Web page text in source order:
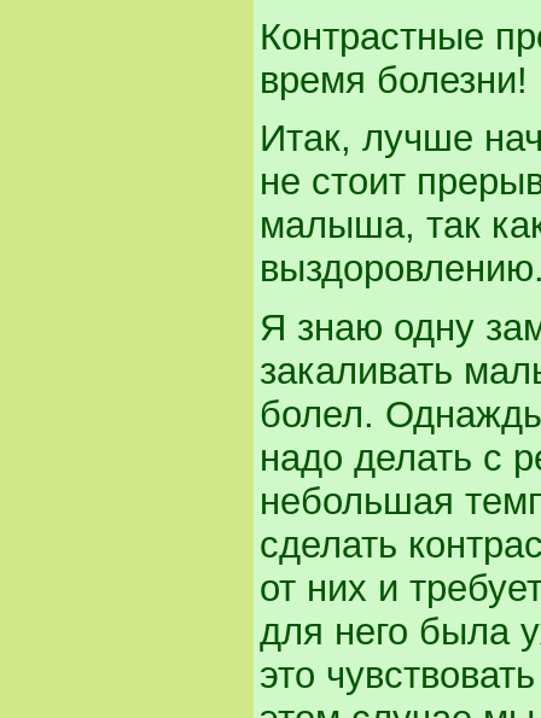
Контрастные
время болезни!
Итак, лучше
не стоит
малыша, так
Я знаю одну
закаливать
болел.
надо делать с
небольшая
сделать
от них и
для него была
это